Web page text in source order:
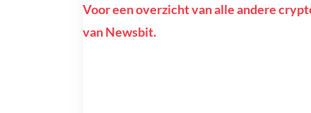
Voor een overzicht van alle andere
van Newsbit.